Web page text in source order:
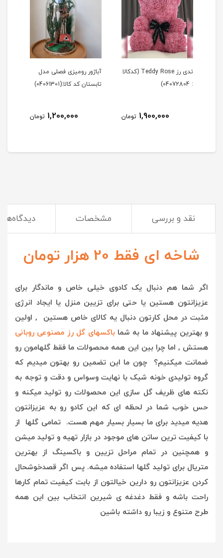
تدی رز Teddy Rose (کدکالا
: 04072804)
1,900,000 تومان
آباژور رومیزی فصلی مدل
تابستان کد کالا:(04061301)
1,200,000 تومان
نقد و بررسی مشخصات دیدگاه‌ها
شاخه ای فقط 20 هزار تومان
اگر شما هم دنبال یک کادوی خیلی خاص و ماندگار برای
عزیزانتون هستین یا حتی برای تزیین منزل یا ایجاد انرژی
مثبت در محل کارتون دنبال یه کالای خاص هستین , اولین
و بهترین پیشنهاد ما به شماباکسهای گل رز مصنوعی روبانی
هستش , اما چرا بین این همه محصولات ما فقط گلهامون رو
ضمانت میکنیم؟ چون ما این تضمین رو بهتون میدیم که
گروه تولیدی خونه شیک با نهایت وسواس و دقت و توجه به
نکته های ظریف گل سازی این محصولات رو تولید میکنه و
حس خوب شما در لحظه ای که این کادو رو به عزیزانتون
هدیه میدید برای ما بسیار بسیار مهم هست. تمامی گلها از
با کیفیت ترین ساتن های موجود در بازار تهیه و تولید میشن
و همچنین در تمام مراحل تزیین و باکسینگ از بهترین
متریال برای تولید گلها استفاده میشه. پس اگر قصدخوشحال
کردن عزیزانتون رو دارین خیالتون از بابت کیفیت تمام کارها
راحت باشه و فقط دغدغه ی شیرین انتخاب بین این همه
طرح متنوع و زیبا رو داشته باشین